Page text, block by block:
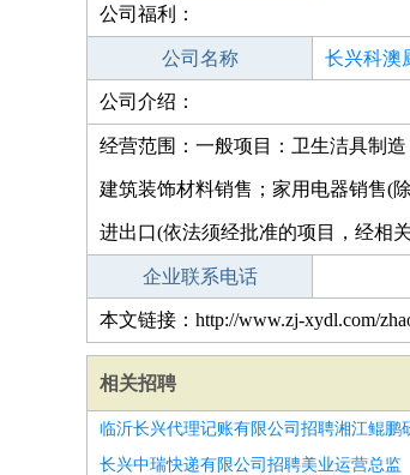
公司福利：
公司名称 长兴科澳
公司介绍：
经营范围：一般项目：卫生洁具制
建筑装饰材料销售；家用电器销售(
进出口(依法须经批准的项目，经相
企业联系电话
本文链接：http://www.zj-xydl.com/
相关招聘
临沂长兴代理记账有限公司招聘湘江鲲鹏
长兴中瑞快递有限公司招聘美业运营总监